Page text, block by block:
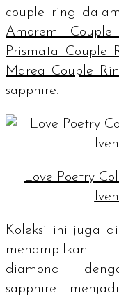
couple ring
Amorem Couple
Prismata Couple
Marea Couple
sapphire.
Love Poetry
Koleksi ini juga
diamond
sapphire